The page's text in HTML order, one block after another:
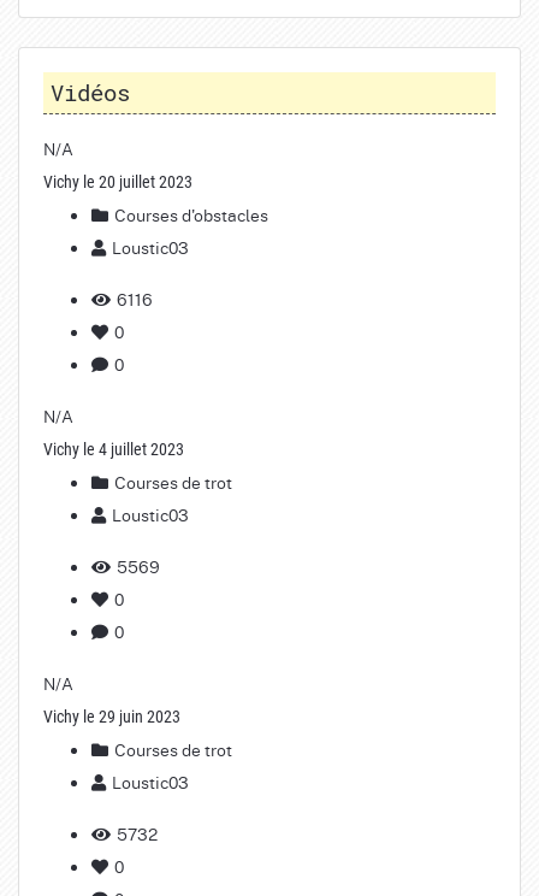
Vidéos
N/A
Vichy le 20 juillet 2023
Courses d'obstacles
Loustic03
6116
0
0
N/A
Vichy le 4 juillet 2023
Courses de trot
Loustic03
5569
0
0
N/A
Vichy le 29 juin 2023
Courses de trot
Loustic03
5732
0